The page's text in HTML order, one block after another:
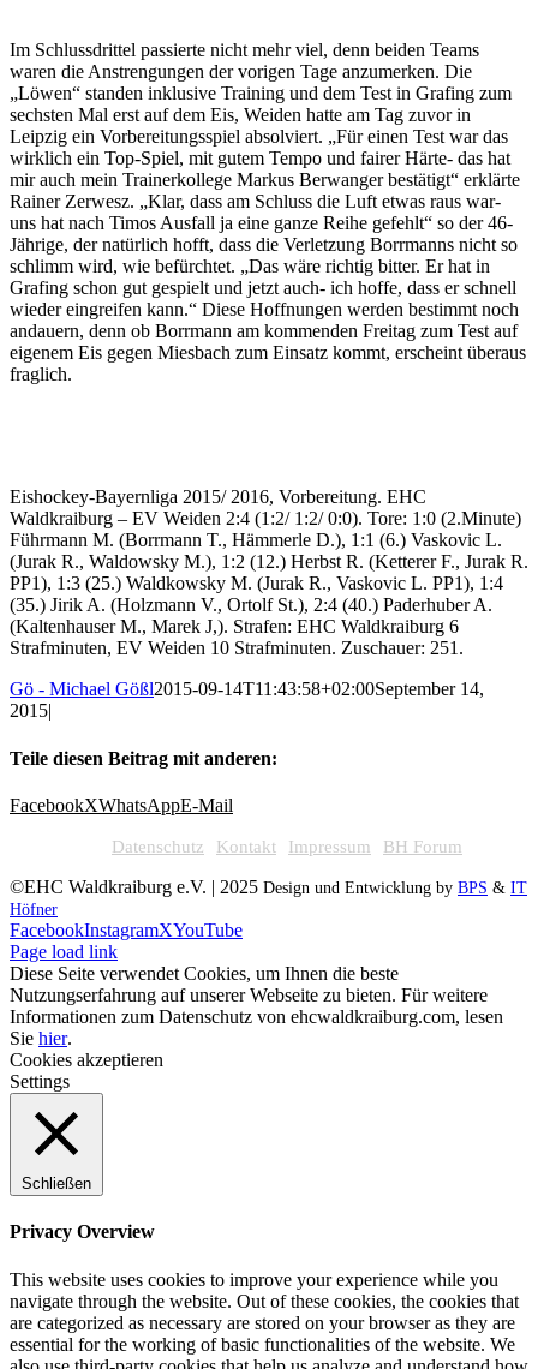
Im Schlussdrittel passierte nicht mehr viel, denn beiden Teams
waren die Anstrengungen der vorigen Tage anzumerken. Die
„Löwen“ standen inklusive Training und dem Test in Grafing zum
sechsten Mal erst auf dem Eis, Weiden hatte am Tag zuvor in
Leipzig ein Vorbereitungsspiel absolviert. „Für einen Test war das
wirklich ein Top-Spiel, mit gutem Tempo und fairer Härte- das hat
mir auch mein Trainerkollege Markus Berwanger bestätigt“ erklärte
Rainer Zerwesz. „Klar, dass am Schluss die Luft etwas raus war-
uns hat nach Timos Ausfall ja eine ganze Reihe gefehlt“ so der 46-
Jährige, der natürlich hofft, dass die Verletzung Borrmanns nicht so
schlimm wird, wie befürchtet. „Das wäre richtig bitter. Er hat in
Grafing schon gut gespielt und jetzt auch- ich hoffe, dass er schnell
wieder eingreifen kann.“ Diese Hoffnungen werden bestimmt noch
andauern, denn ob Borrmann am kommenden Freitag zum Test auf
eigenem Eis gegen Miesbach zum Einsatz kommt, erscheint überaus
fraglich.
Eishockey-Bayernliga 2015/ 2016, Vorbereitung. EHC
Waldkraiburg – EV Weiden 2:4 (1:2/ 1:2/ 0:0). Tore: 1:0 (2.Minute)
Führmann M. (Borrmann T., Hämmerle D.), 1:1 (6.) Vaskovic L.
(Jurak R., Waldowsky M.), 1:2 (12.) Herbst R. (Ketterer F., Jurak R.
PP1), 1:3 (25.) Waldkowsky M. (Jurak R., Vaskovic L. PP1), 1:4
(35.) Jirik A. (Holzmann V., Ortolf St.), 2:4 (40.) Paderhuber A.
(Kaltenhauser M., Marek J,). Strafen: EHC Waldkraiburg 6
Strafminuten, EV Weiden 10 Strafminuten. Zuschauer: 251.
Gö - Michael Gößl2015-09-14T11:43:58+02:00September 14,
2015|
Teile diesen Beitrag mit anderen:
FacebookXWhatsAppE-Mail
Datenschutz Kontakt Impressum BH Forum
©EHC Waldkraiburg e.V. | 2025 Design und Entwicklung by BPS & IT
Höfner
FacebookInstagramXYouTube
Page load link
Diese Seite verwendet Cookies, um Ihnen die beste
Nutzungserfahrung auf unserer Webseite zu bieten. Für weitere
Informationen zum Datenschutz von ehcwaldkraiburg.com, lesen
Sie hier.
Cookies akzeptieren
Settings
Schließen
Privacy Overview
This website uses cookies to improve your experience while you
navigate through the website. Out of these cookies, the cookies that
are categorized as necessary are stored on your browser as they are
essential for the working of basic functionalities of the website. We